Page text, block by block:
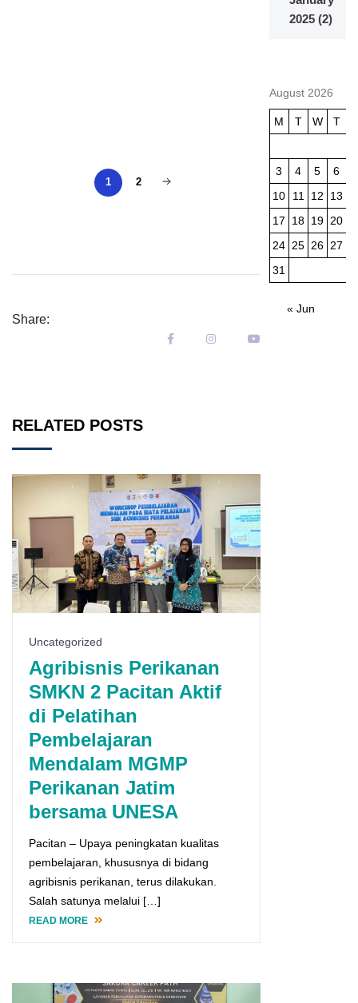
1 2
Share:
RELATED POSTS
Uncategorized
Agribisnis Perikanan
SMKN 2 Pacitan Aktif
di Pelatihan
Pembelajaran
Mendalam MGMP
Perikanan Jatim
bersama UNESA
Pacitan – Upaya peningkatan kualitas
pembelajaran, khususnya di bidang
agribisnis perikanan, terus dilakukan.
Salah satunya melalui […]
READ MORE
2025(2)
August 2026
M T W T
3 4 5 6
10
11 12 13
17
18 19 20
24 25 26 27
31
« Jun